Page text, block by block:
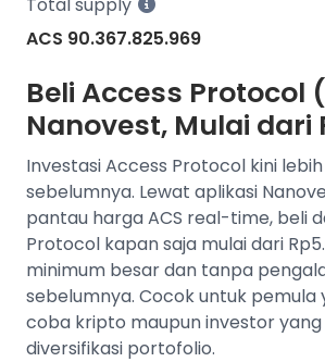
ACS 90.367.825.969
Beli Access Protocol
Nanovest, Mulai dari
Investasi Access Protocol kini
sebelumnya. Lewat aplikasi
pantau harga ACS real-time, beli
Protocol kapan saja mulai dari
minimum besar dan tanpa
sebelumnya. Cocok untuk pemula
coba kripto maupun investor yang
diversifikasi portofolio.